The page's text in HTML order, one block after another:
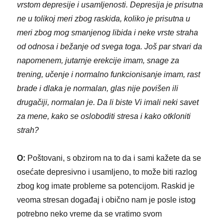
vrstom depresije i usamljenosti. Depresija je prisutna
ne u tolikoj meri zbog raskida, koliko je prisutna u
meri zbog mog smanjenog libida i neke vrste straha
od odnosa i bežanje od svega toga. Još par stvari da
napomenem, jutarnje erekcije imam, snage za
trening, učenje i normalno funkcionisanje imam, rast
brade i dlaka je normalan, glas nije povišen ili
drugačiji, normalan je. Da li biste Vi imali neki savet
za mene, kako se osloboditi stresa i kako otkloniti
strah?
O: Poštovani, s obzirom na to da i sami kažete da se
osećate depresivno i usamljeno, to može biti razlog
zbog kog imate probleme sa potencijom. Raskid je
veoma stresan događaj i obično nam je posle istog
potrebno neko vreme da se vratimo svom